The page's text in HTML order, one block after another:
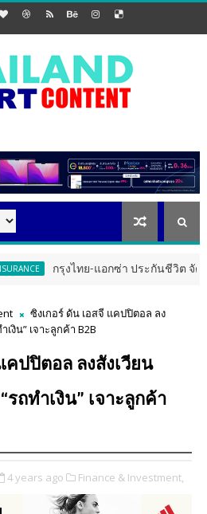
รุงไทย-แอกซ่า ประกันชีวิต จัดงาน ERD
ซิงเกอร์ ดัน เอสจี แคปปิตอล ลง
งิน” เจาะลูกค้า B2B
คปปิตอล ลงสังเวียน
ถทำเงิน” เจาะลูกค้า
4 years ago Finance & Investment,